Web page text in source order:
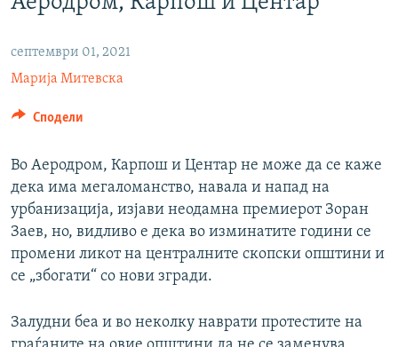
септември 01, 2021
Марија Митевска
Сподели
Во Аеродром, Карпош и Центар не може да се каже
дека има мегаломанство, навала и напад на
урбанизација, изјави неодамна премиерот Зоран
Заев, но, видливо е дека во изминатите години се
промени ликот на централните скопски општини и
се „збогати“ со нови згради.
Залудни беа и во неколку наврати протестите на